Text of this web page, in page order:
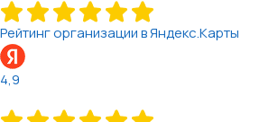
Рейтинг организации в Яндекс.Карты
4,9